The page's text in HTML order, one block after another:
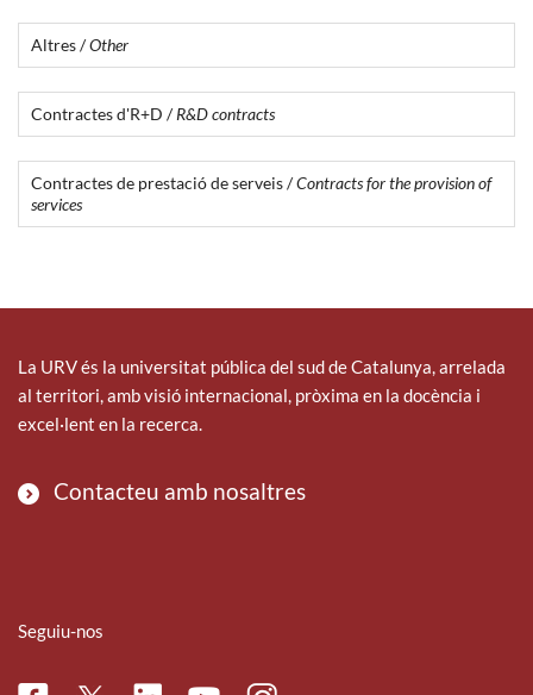
Altres /Other
Contractes d'R+D /R&D contracts
Contractes de prestació de serveis /Contracts for the provision of
services
La URV és la universitat pública del sud de Catalunya, arrelada
al territori, amb visió internacional, pròxima en la docència i
excel·lent en la recerca.
Contacteu amb nosaltres
Seguiu-nos